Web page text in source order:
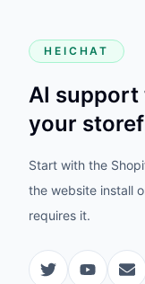
HEICHAT
AI support
your
Start with the
the website install
requires it.